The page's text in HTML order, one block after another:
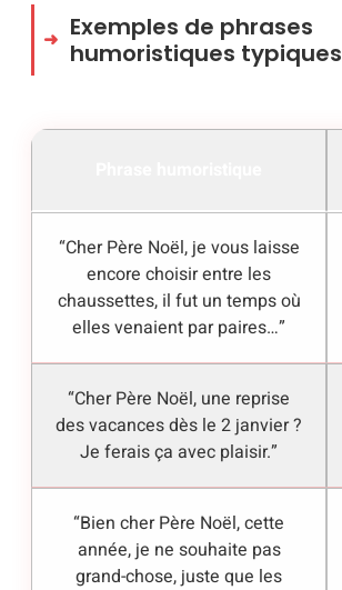
Exemples de phrases
humoristiques typiques
“Cher Père Noël, je vous laisse
encore choisir entre les
chaussettes, il fut un temps où
elles venaient par paires…”
“Cher Père Noël, une reprise
des vacances dès le 2 janvier ?
Je ferais ça avec plaisir.”
“Bien cher Père Noël, cette
année, je ne souhaite pas
grand-chose, juste que les